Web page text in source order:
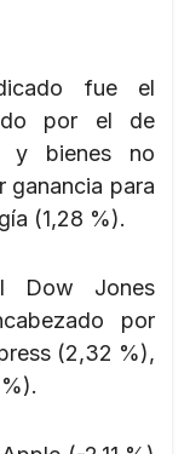
fue el
por el de
y bienes no
ganancia para
(1,28 %).
Dow Jones
por
(2,32 %),